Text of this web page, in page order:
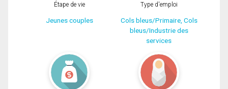
Étape de vie
Jeunes couples
Type d'emploi
Cols bleus/Primaire, Cols
bleus/Industrie des
services